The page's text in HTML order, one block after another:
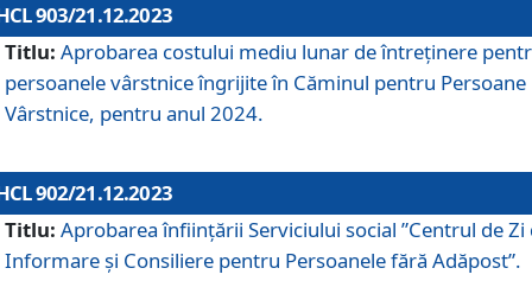
903/21.12.2023
Titlu: Aprobarea costului mediu lunar de întreţinere
persoanele vârstnice îngrijite în Căminul pentru Persoane
Vârstnice, pentru anul 2024.
902/21.12.2023
Titlu: Aprobarea înființării Serviciului social ”Centrul de Zi
Informare și Consiliere pentru Persoanele fără Adăpost”.